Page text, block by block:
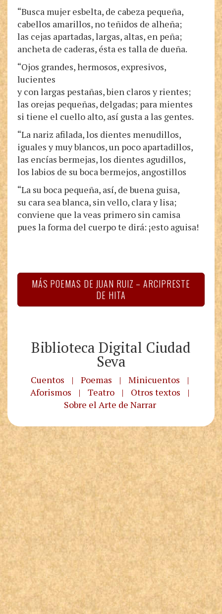
“Busca mujer esbelta, de cabeza pequeña,
cabellos amarillos, no teñidos de alheña;
las cejas apartadas, largas, altas, en peña;
ancheta de caderas, ésta es talla de dueña.
“Ojos grandes, hermosos, expresivos,
lucientes
y con largas pestañas, bien claros y rientes;
las orejas pequeñas, delgadas; para mientes
si tiene el cuello alto, así gusta a las gentes.
“La nariz afilada, los dientes menudillos,
iguales y muy blancos, un poco apartadillos,
las encías bermejas, los dientes agudillos,
los labios de su boca bermejos, angostillos
“La su boca pequeña, así, de buena guisa,
su cara sea blanca, sin vello, clara y lisa;
conviene que la veas primero sin camisa
pues la forma del cuerpo te dirá: ¡esto aguisa!
MÁS POEMAS DE JUAN RUIZ – ARCIPRESTE
DE HITA
Biblioteca Digital Ciudad
Seva
Cuentos | Poemas | Minicuentos
|
Aforismos
| Teatro | Otros textos
|
Sobre el Arte de Narrar